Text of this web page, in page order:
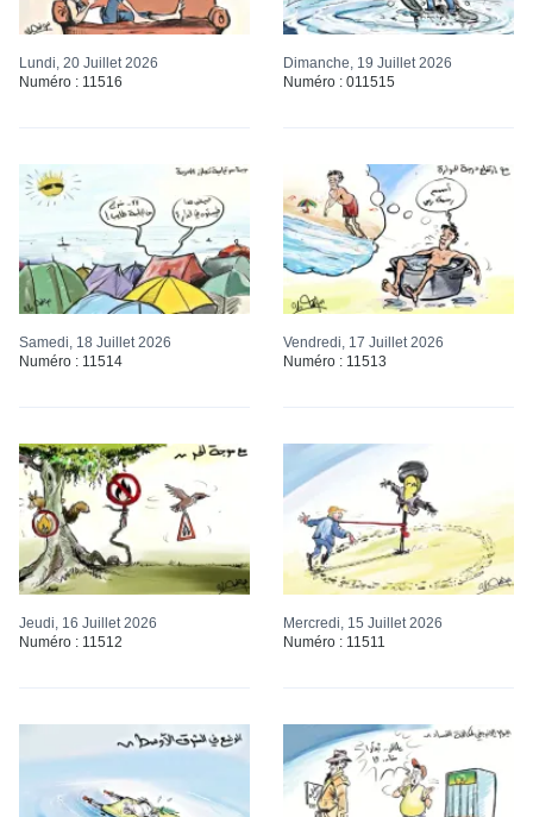
Lundi, 20 Juillet 2026
Numéro : 11516
Dimanche, 19 Juillet 2026
Numéro : 011515
Samedi, 18 Juillet 2026
Numéro : 11514
Vendredi, 17 Juillet 2026
Numéro : 11513
Jeudi, 16 Juillet 2026
Numéro : 11512
Mercredi, 15 Juillet 2026
Numéro : 11511